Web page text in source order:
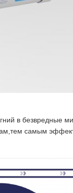
в безвредные
самым